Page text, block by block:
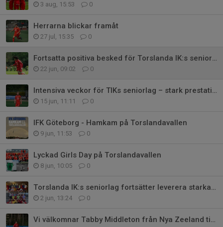
3 aug, 15:53 0
Herrarna blickar framåt
27 jul, 15:35 0
Fortsatta positiva besked för Torslanda IK:s seniorlag
22 jun, 09:02 0
Intensiva veckor för TIKs seniorlag – stark prestationer och resultat
15 jun, 11:11 0
IFK Göteborg - Hamkam på Torslandavallen
9 jun, 11:53 0
Lyckad Girls Day på Torslandavallen
8 jun, 10:05 0
Torslanda IK:s seniorlag fortsätter leverera starka prestationer
2 jun, 13:24 0
Vi välkomnar Tabby Middleton från Nya Zeeland till TIK